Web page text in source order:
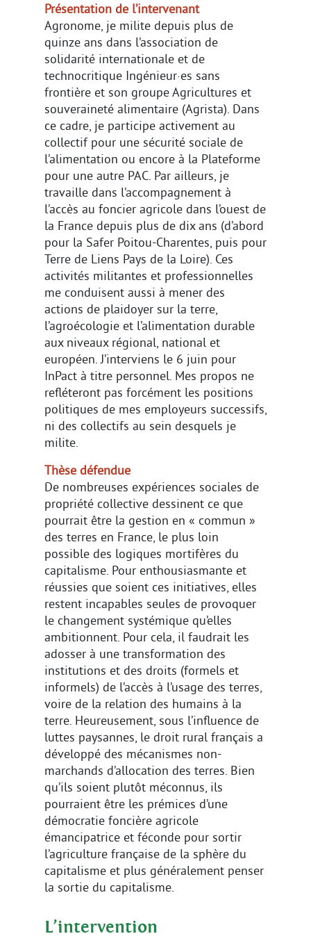
Présentation de l’intervenant
Agronome, je milite depuis plus de
quinze ans dans l’association de
solidarité internationale et de
technocritique Ingénieur·es sans
frontière et son groupe Agricultures et
souveraineté alimentaire (Agrista). Dans
ce cadre, je participe activement au
collectif pour une sécurité sociale de
l’alimentation ou encore à la Plateforme
pour une autre PAC. Par ailleurs, je
travaille dans l’accompagnement à
l’accès au foncier agricole dans l’ouest de
la France depuis plus de dix ans (d’abord
pour la Safer Poitou-Charentes, puis pour
Terre de Liens Pays de la Loire). Ces
activités militantes et professionnelles
me conduisent aussi à mener des
actions de plaidoyer sur la terre,
l’agroécologie et l’alimentation durable
aux niveaux régional, national et
européen. J’interviens le 6 juin pour
InPact à titre personnel. Mes propos ne
refléteront pas forcément les positions
politiques de mes employeurs successifs,
ni des collectifs au sein desquels je
milite.
Thèse défendue
De nombreuses expériences sociales de
propriété collective dessinent ce que
pourrait être la gestion en « commun »
des terres en France, le plus loin
possible des logiques mortifères du
capitalisme. Pour enthousiasmante et
réussies que soient ces initiatives, elles
restent incapables seules de provoquer
le changement systémique qu’elles
ambitionnent. Pour cela, il faudrait les
adosser à une transformation des
institutions et des droits (formels et
informels) de l’accès à l’usage des terres,
voire de la relation des humains à la
terre. Heureusement, sous l’influence de
luttes paysannes, le droit rural français a
développé des mécanismes non-
marchands d’allocation des terres. Bien
qu’ils soient plutôt méconnus, ils
pourraient être les prémices d’une
démocratie foncière agricole
émancipatrice et féconde pour sortir
l’agriculture française de la sphère du
capitalisme et plus généralement penser
la sortie du capitalisme.
L’intervention